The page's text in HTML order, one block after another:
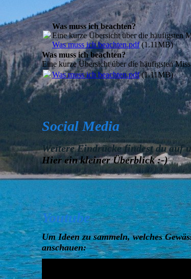
Was muss ich beachten?
Eine kurze Übersicht über die häufigsten
Was muss ich beachten.pdf(1.11MB)
Was muss ich beachten?
Eine kurze Übersicht über die häufigsten
Was muss ich beachten.pdf(1.11MB)
Social Media
Weitere Eindrücke findest du auf
Hier ein kleiner Überblick :-)
Youtube
Um Ideen zu sammeln, welches
anschauen: